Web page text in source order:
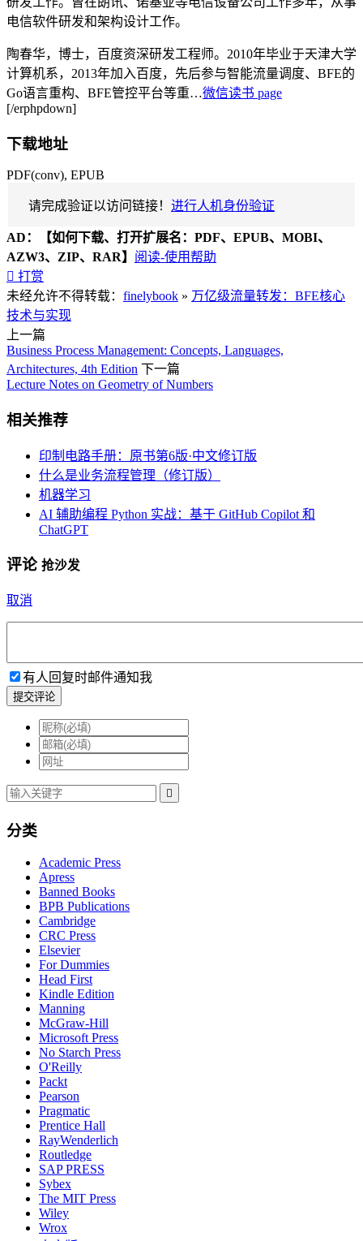
电信软件研发和架构设计工作。
陶春华，博士，百度资深研发工程师。2010年毕业于天津大学
计算机系，2013年加入百度，先后参与智能流量调度、BFE的
Go语言重构、BFE管控平台等重…微信读书 page
[/erphpdown]
下载地址
PDF(conv), EPUB
请完成验证以访问链接！ 进行人机身份验证
AD：
【如何下载、打开扩展名：PDF、EPUB、MOBI、
AZW3、ZIP、RAR】 阅读-使用帮助
 打赏
未经允许不得转载： finelybook » 万亿级流量转发：BFE核心
技术与实现
上一篇
Business Process Management: Concepts, Languages,
Architectures, 4th Edition 下一篇
Lecture Notes on Geometry of Numbers
相关推荐
印制电路手册：原书第6版·中文修订版
什么是业务流程管理（修订版）
机器学习
AI 辅助编程 Python 实战：基于 GitHub Copilot 和
ChatGPT
评论 抢沙发
取消
有人回复时邮件通知我
提交评论

分类
Academic Press
Apress
Banned Books
BPB Publications
Cambridge
CRC Press
Elsevier
For Dummies
Head First
Kindle Edition
Manning
McGraw-Hill
Microsoft Press
No Starch Press
O'Reilly
Packt
Pearson
Pragmatic
Prentice Hall
RayWenderlich
Routledge
SAP PRESS
Sybex
The MIT Press
Wiley
Wrox